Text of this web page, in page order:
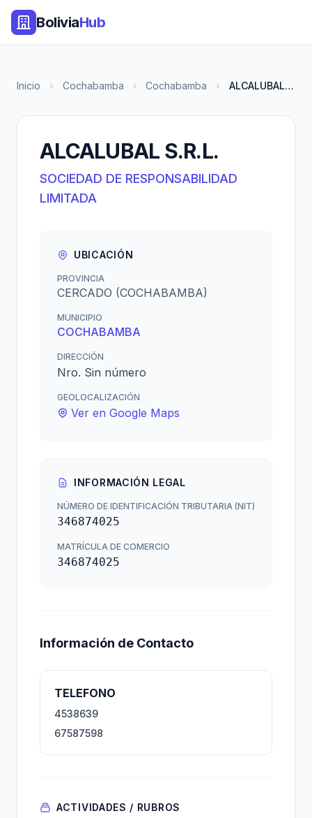
BoliviaHub
Inicio Cochabamba Cochabamba ALCALUBAL S.R.L.
ALCALUBAL S.R.L.
SOCIEDAD DE RESPONSABILIDAD
LIMITADA
UBICACIÓN
PROVINCIA
CERCADO (COCHABAMBA)
MUNICIPIO
COCHABAMBA
DIRECCIÓN
Nro. Sin número
GEOLOCALIZACIÓN
Ver en Google Maps
INFORMACIÓN LEGAL
NÚMERO DE IDENTIFICACIÓN TRIBUTARIA (NIT)
346874025
MATRÍCULA DE COMERCIO
346874025
Información de Contacto
TELEFONO
4538639
67587598
ACTIVIDADES / RUBROS